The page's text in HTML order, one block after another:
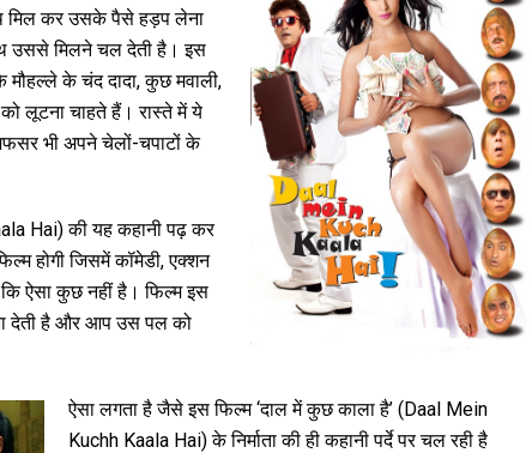
मिल कर उसके पैसे हड़प लेना
उससे मिलने चल देती है। इस
मौहल्ले के चंद दादा, कुछ मवाली,
लूटना चाहते हैं। रास्ते में ये
भी अपने चेलों-चपाटों के
Hai) की यह कहानी पढ़ कर
होगी जिसमें कॉमेडी, एक्शन
ऐसा कुछ नहीं है। फिल्म इस
देती है और आप उस पल को
ऐसा लगता है जैसे इस फिल्म ‘दाल में कुछ काला है’ (Daal Mein
Kuchh Kaala Hai) के निर्माता की ही कहानी पर्दे पर चल रही है